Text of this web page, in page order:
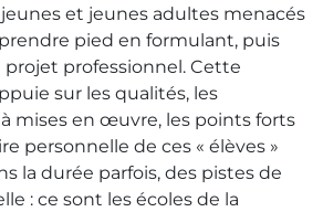
jeunes et jeunes adultes menacés
pied en formulant, puis
professionnel. Cette
sur les qualités, les
mises en œuvre, les points forts
personnelle de ces « élèves »
la durée parfois, des pistes de
: ce sont les écoles de la